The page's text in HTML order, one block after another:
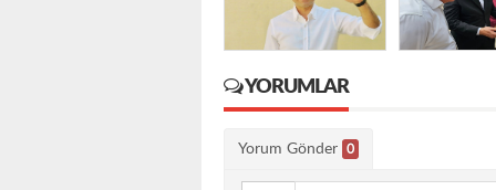
YORUMLAR
Yorum Gönder 0